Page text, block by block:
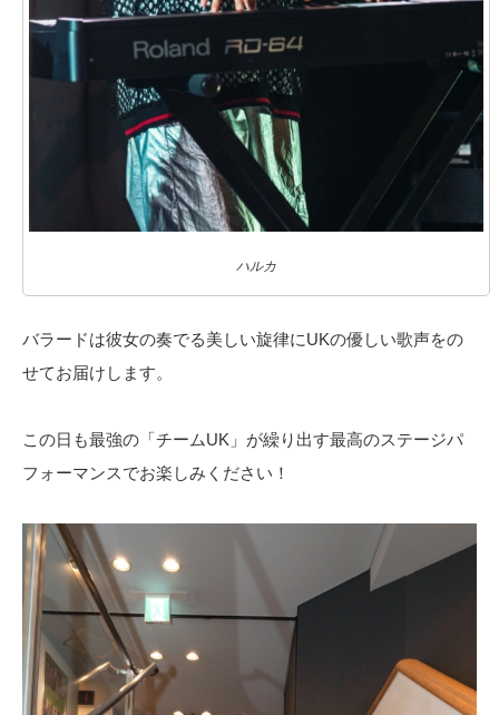
ハルカ
バラードは彼女の奏でる美しい旋律にUKの優しい歌声をの
せてお届けします。
この日も最強の「チームUK」が繰り出す最高のステージパ
フォーマンスでお楽しみください！